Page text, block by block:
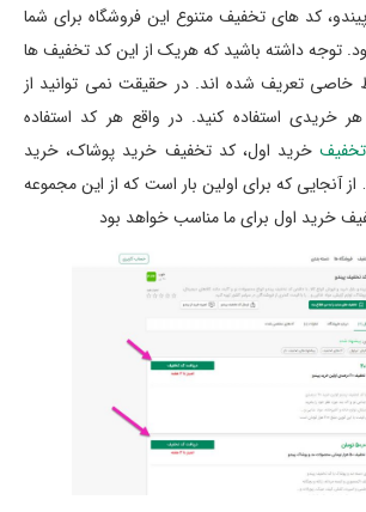
کد های تخفیف متنوع این فروشگاه برای شما
توجه داشته باشید که هریک از این کد تخفیف ها
خاصی تعریف شده اند. در حقیقت نمی توانید از
خریدی استفاده کنید. در واقع هر کد استفاده
خرید اول، کد تخفیف خرید پوشاک، خرید
آنجایی که برای اولین بار است که از این مجموعه
خرید اول برای ما مناسب خواهد بود